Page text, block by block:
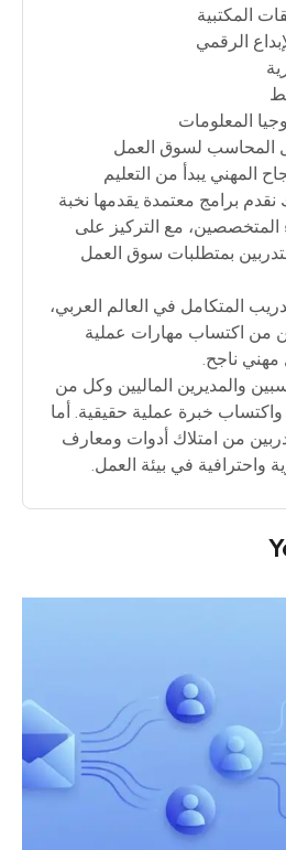
المكتبية
الرقمي
المعلومات
المحاسب لسوق العمل
المهني يبدأ من التعليم
نقدم برامج معتمدة يقدمها نخبة
المتخصصين، مع التركيز على
بمتطلبات سوق العمل
المتكامل في العالم العربي،
من اكتساب مهارات عملية
ناجح.
والمديرين الماليين وكل من
خبرة عملية حقيقية. أما
من امتلاك أدوات ومعارف
واحترافية في بيئة العمل.